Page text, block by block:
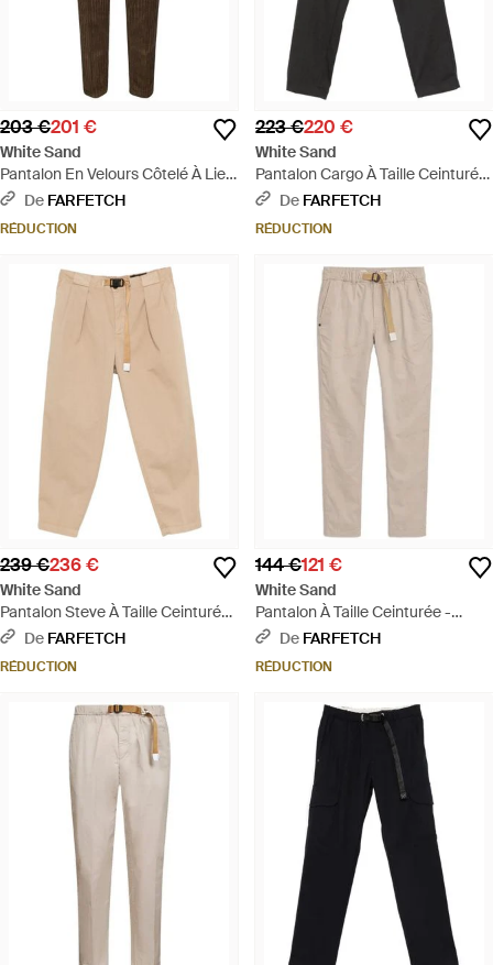
203 €201 €
White Sand
Pantalon En Velours Côtelé À Lien
De Resserrage - Marron
De FARFETCH
RÉDUCTION
223 €220 €
White Sand
Pantalon Cargo À Taille Ceinturée
- Noir
De FARFETCH
RÉDUCTION
239 €236 €
White Sand
Pantalon Steve À Taille Ceinturée
- Neutre
De FARFETCH
RÉDUCTION
144 €121 €
White Sand
Pantalon À Taille Ceinturée -
Neutre
De FARFETCH
RÉDUCTION